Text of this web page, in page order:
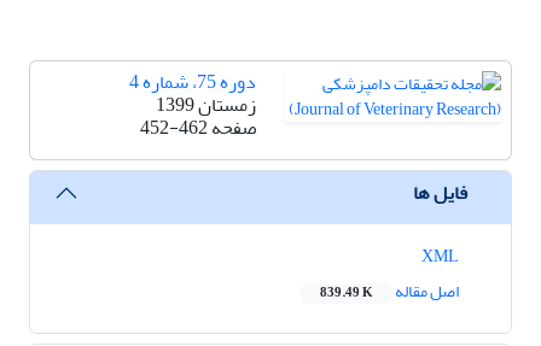
دوره 75، شماره 4
زمستان 1399
صفحه452-462
فایل ها
اصل مقاله
839.49 K